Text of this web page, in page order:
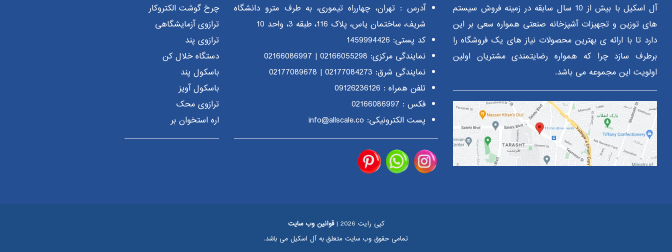
آل اسکیل با بیش از 10 سال سابقه در زمینه فروش سیستم
های توزین و تجهیزات آشپزخانه صنعتی همواره سعی بر این
دارد تا با ارائه ی بهترین محصولات نیاز های یک فروشگاه را
برطرف سازد چرا که همواره رضایتمندی مشتریان اولین
اولویت این مجموعه می باشد.
آدرس : تهران، چهارراه تیموری، به طرف مترو دانشگاه
شریف، ساختمان یاس، پلاک 116، طبقه 3، واحد 10
کد پستی: 1459994426
نمایندگی مرکزی: 02166055298
|
02166086997
نمایندگی شرق: 02177084273
|
02177089678
تلفن همراه : 09126236126
فکس : 02166086997
پست الکترونیکی: info@allscale.co
چرخ گوشت الکتروکار
ترازوی آزمایشگاهی
ترازوی پند
دستگاه خلال کن
باسکول پند
باسکول آویز
ترازوی محک
اره استخوان بر
کپی رایت 2026 |
قوانین وب سایت
تمامی حقوق وب سایت متعلق به آل اسکیل می باشد.